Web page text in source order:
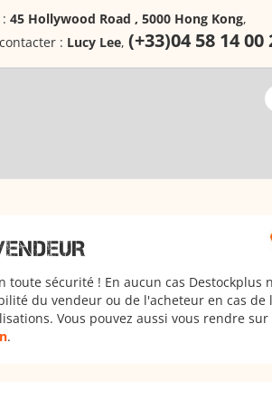
45 Hollywood Road , 5000 Hong Kong,
: Lucy Lee, (+33)04 58 14 00
sécurité ! En aucun cas Destockplus
du vendeur ou de l'acheteur en cas de
Vous pouvez aussi vous rendre sur
.